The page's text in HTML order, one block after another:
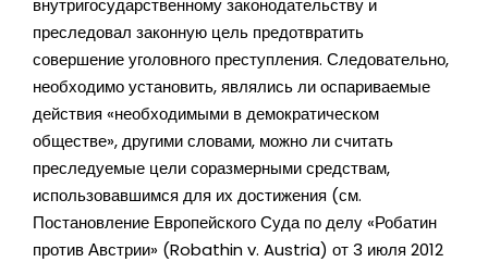
внутригосударственному законодательству и
преследовал законную цель предотвратить
совершение уголовного преступления. Следовательно,
необходимо установить, являлись ли оспариваемые
действия «необходимыми в демократическом
обществе», другими словами, можно ли считать
преследуемые цели соразмерными средствам,
использовавшимся для их достижения (см.
Постановление Европейского Суда по делу «Робатин
против Австрии» (Robathin v. Austria) от 3 июля 2012